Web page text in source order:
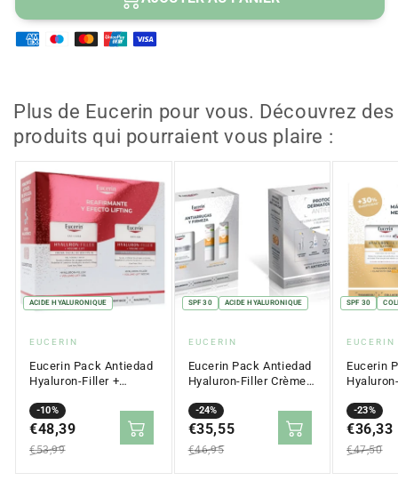
Sans parfum
pour
EUCERIN
Kids
Gel
Crème
Toucher
FPS50+
(200ml)
pour
EUCERIN
Kids
Gel
Crème
Toucher
FPS50+
(200ml)
Plus de Eucerin pour vous. Découvrez des
produits qui pourraient vous plaire :
ACIDE HYALURONIQUE
Fournisseur
:
EUCERIN
Eucerin Pack Antiedad
Hyaluron-Filler +
Crème de Nuit 50ml
-10%
Prix
en
€48,39
Prix
régulier
€53,99
SPF 30 ACIDE HYALURONIQUE
Fournisseur
:
EUCERIN
Eucerin Pack Antiedad
Hyaluron-Filler Crème
2 Minis Sun 5ml
-24%
Prix
en
€35,55
Prix
régulier
€46,95
SPF 30
:
EUCERIN
Eucerin
50ml + 2
-23%
Prix
en
€36,33
Prix
régulier
€47,50